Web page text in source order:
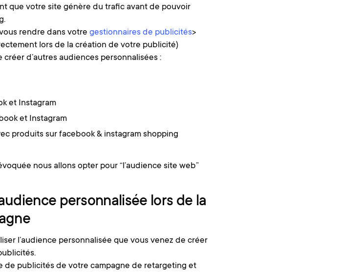
que votre site génère du trafic avant de pouvoir
rendre dans votre gestionnaires de publicités>
lors de la création de votre publicité)
d’autres audiences personnalisées :
et Instagram
et Instagram
produits sur facebook & instagram shopping
nous allons opter pour “l’audience site web”
personnalisée lors de la
l’audience personnalisée que vous venez de créer
de publicités de votre campagne de retargeting et